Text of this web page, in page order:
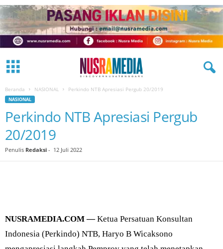
Beranda NASIONAL Perkindo NTB Apresiasi Pergub 20/2019
NASIONAL
Perkindo NTB Apresiasi Pergub
20/2019
Penulis Redaksi - 12 Juli 2022
NUSRAMEDIA.COM —Ketua Persatuan Konsultan
Indonesia (Perkindo) NTB, Haryo B Wicaksono